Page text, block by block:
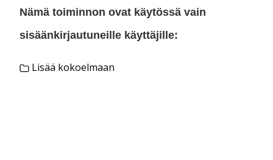
Nämä toiminnon ovat käytössä vain
sisäänkirjautuneille käyttäjille:
Lisää kokoelmaan